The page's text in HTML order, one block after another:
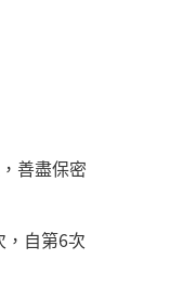
善盡保密
自第6次